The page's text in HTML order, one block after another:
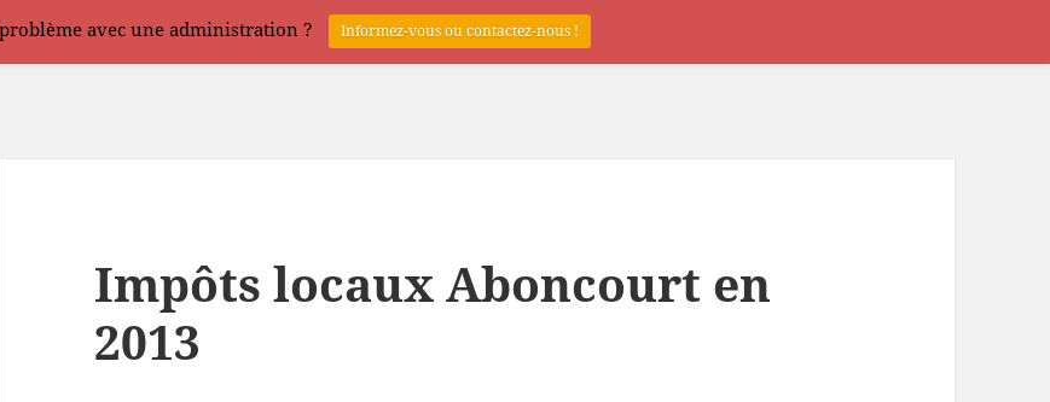
Impôts locaux Aboncourt en
2013
avec une administration ? Informez-vous ou contactez-nous !